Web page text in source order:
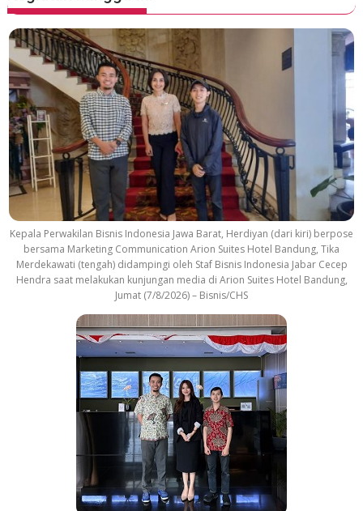
Kepala Perwakilan Bisnis Indonesia Jawa Barat, Herdiyan (dari kiri) berpose
bersama Marketing Communication Arion Suites Hotel Bandung, Tika
Merdekawati (tengah) didampingi oleh Staf Bisnis Indonesia Jabar Cecep
Hendra saat melakukan kunjungan media di Arion Suites Hotel Bandung,
Jumat (7/8/2026) – Bisnis/CHS